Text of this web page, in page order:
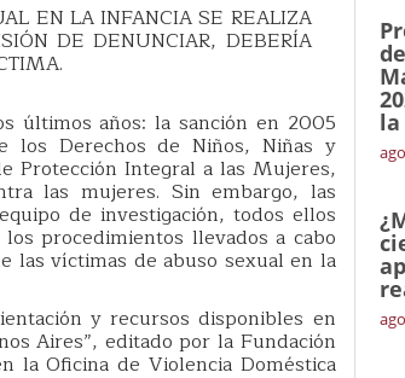
EN LA INFANCIA SE REALIZA
DE DENUNCIAR, DEBERÍA
últimos años: la sanción en 2005
los Derechos de Niños, Niñas y
Protección Integral a las Mujeres,
las mujeres. Sin embargo, las
de investigación, todos ellos
procedimientos llevados a cabo
las víctimas de abuso sexual en la
y recursos disponibles en
Aires”, editado por la Fundación
la Oficina de Violencia Doméstica
la